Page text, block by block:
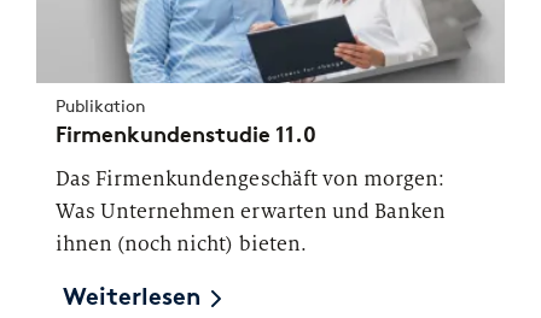
Publikation
Firmenkundenstudie 11.0
Das Firmenkundengeschäft von morgen:
Was Unternehmen erwarten und Banken
ihnen (noch nicht) bieten.
Weiterlesen